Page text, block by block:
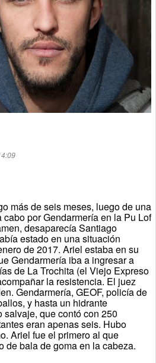
más de seis meses, luego de una
por Gendarmería en la Pu Lof
desaparecía Santiago
estado en una situación
de 2017. Ariel estaba en su
Gendarmería iba a ingresar a
de La Trochita (el Viejo Expreso
la resistencia. El juez
Gendarmería, GEOF, policía de
y hasta un hidrante
que contó con 250
eran apenas seis. Hubo
Ariel fue el primero al que
de bala de goma en la cabeza.